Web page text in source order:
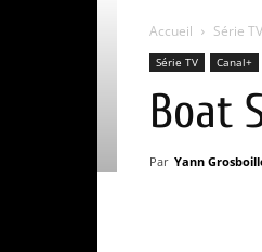
Accueil Série TV
Série TV Canal+
Boat
Par Yann